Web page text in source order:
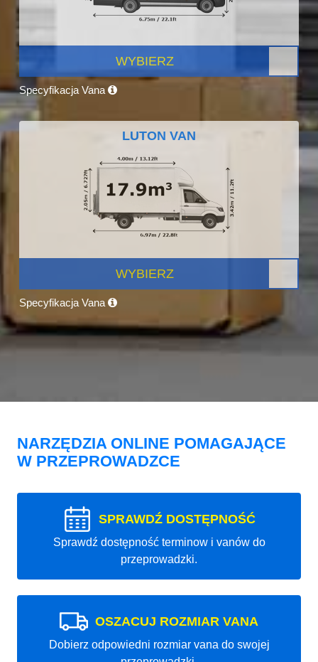
WYBIERZ
Specyfikacja Vana
LUTON VAN
WYBIERZ
Specyfikacja Vana
NARZĘDZIA ONLINE POMAGAJĄCE
W PRZEPROWADZCE
SPRAWDŹ DOSTĘPNOŚĆ
Sprawdź dostępność terminow i vanów do
przeprowadzki.
OSZACUJ ROZMIAR VANA
Dobierz odpowiedni rozmiar vana do swojej